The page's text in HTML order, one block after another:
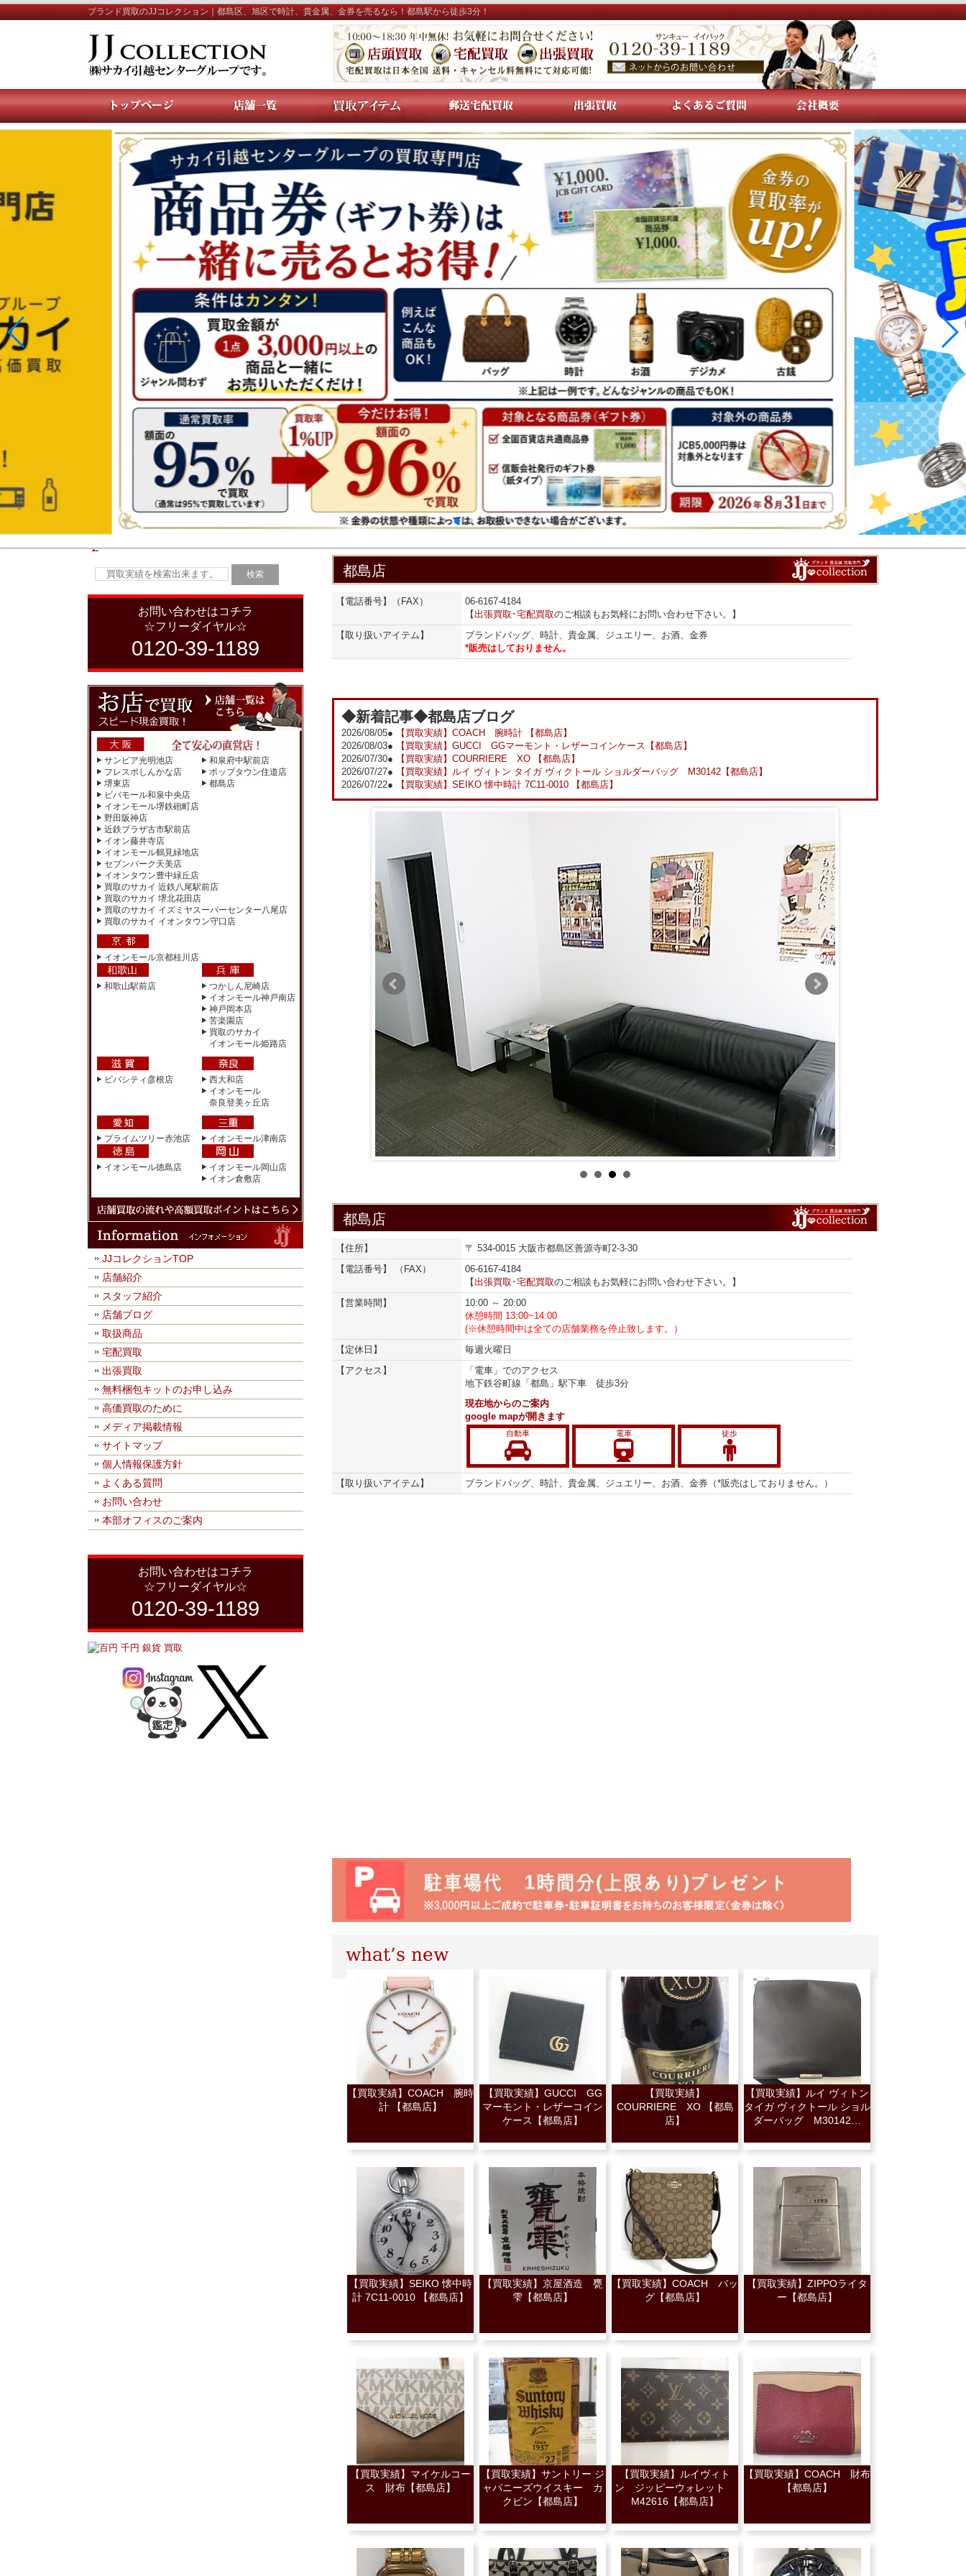
ブランド買取のJJコレクション｜都島区、旭区で時計、貴金属、金券を売るなら！都島駅から徒歩3分！
お問い合わせはコチラ
☆フリーダイヤル☆
0120-39-1189
サンピア光明池店
フレスポしんかな店
堺東店
和泉府中駅前店
ポップタウン住道店
都島店
ビバモール和泉中央店
イオンモール堺鉄砲町店
野田阪神店
近鉄プラザ古市駅前店
イオン藤井寺店
イオンモール鶴見緑地店
セブンパーク天美店
イオンタウン豊中緑丘店
買取のサカイ 近鉄八尾駅前店
買取のサカイ 堺北花田店
買取のサカイ イズミヤスーパーセンター八尾店
買取のサカイ イオンタウン守口店
イオンモール京都桂川店
和歌山駅前店
つかしん尼崎店
イオンモール神戸南店
神戸岡本店
苦楽園店
買取のサカイ
イオンモール姫路店
ビバシティ彦根店
西大和店
イオンモール
奈良登美ヶ丘店
プライムツリー赤池店 イオンモール津南店
イオンモール徳島店
イオンモール岡山店
イオン倉敷店
JJコレクションTOP
店舗紹介
スタッフ紹介
店舗ブログ
取扱商品
宅配買取
出張買取
無料梱包キットのお申し込み
高価買取のために
メディア掲載情報
サイトマップ
個人情報保護方針
よくある質問
お問い合わせ
本部オフィスのご案内
お問い合わせはコチラ
☆フリーダイヤル☆
0120-39-1189
都島店
【電話番号】（FAX）
06-6167-4184
【出張買取 ･宅配買取のご相談もお気軽にお問い合わせ下さい。】
【取り扱いアイテム】
ブランドバッグ、時計、貴金属、ジュエリー、お酒、金券
*販売はしておりません。
◆新着記事◆都島店ブログ
2026/08/05● 【買取実績】COACH 腕時計 【都島店】
2026/08/03● 【買取実績】GUCCI GGマーモント・レザーコインケース【都島店】
2026/07/30● 【買取実績】COURRIERE XO 【都島店】
2026/07/27● 【買取実績】ルイ ヴィトン タイガ ヴィクトール ショルダーバッグ M30142【都島店】
2026/07/22● 【買取実績】SEIKO 懐中時計 7C11-0010 【都島店】
都島店
【住所】
〒 534-0015 大阪市都島区善源寺町2-3-30
【電話番号】 （FAX）
06-6167-4184
【出張買取 ･宅配買取のご相談もお気軽にお問い合わせ下さい。】
【営業時間】
10:00 ～ 20:00
休憩時間 13:00~14:00
(※休憩時間中は全ての店舗業務を停止致します。）
【定休日】
毎週火曜日
【アクセス】
「電車」でのアクセス
地下鉄谷町線「都島」駅下車 徒歩3分
現在地からのご案内
google mapが開きます
自動車 電車 徒歩
【取り扱いアイテム】 ブランドバッグ、時計、貴金属、ジュエリー、お酒、金券（*販売はしておりません。）
【買取実績】COACH 腕時
計 【都島店】
【買取実績】GUCCI GG
マーモント・レザーコイン
ケース【都島店】
【買取実績】
COURRIERE XO 【都島
店】
【買取実績】ルイ ヴィトン
タイガ ヴィクトール ショル
ダーバッグ M30142…
【買取実績】SEIKO 懐中時
計 7C11-0010 【都島店】
【買取実績】京屋酒造 甕
雫【都島店】
【買取実績】COACH バッ
グ【都島店】
【買取実績】ZIPPOライタ
ー【都島店】
【買取実績】マイケルコー
ス 財布【都島店】
【買取実績】サントリー ジ
ャパニーズウイスキー カ
クビン【都島店】
【買取実績】ルイヴィト
ン ジッピーウォレット
M42616【都島店】
【買取実績】COACH 財布
【都島店】